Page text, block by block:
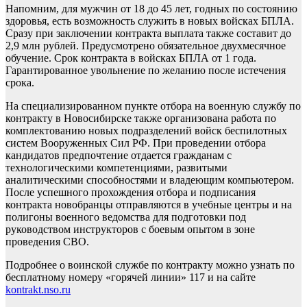
Напомним, для мужчин от 18 до 45 лет, годных по состоянию
здоровья, есть возможность служить в новых войсках БПЛА.
Сразу при заключении контракта выплата также составит до
2,9 млн рублей. Предусмотрено обязательное двухмесячное
обучение. Срок контракта в войсках БПЛА от 1 года.
Гарантированное увольнение по желанию после истечения
срока.
На специализированном пункте отбора на военную службу по
контракту в Новосибирске также организована работа по
комплектованию новых подразделений войск беспилотных
систем Вооруженных Сил РФ. При проведении отбора
кандидатов предпочтение отдается гражданам с
технологическими компетенциями, развитыми
аналитическими способностями и владеющим компьютером.
После успешного прохождения отбора и подписания
контракта новобранцы отправляются в учебные центры и на
полигоны военного ведомства для подготовки под
руководством инструкторов с боевым опытом в зоне
проведения СВО.
Подробнее о воинской службе по контракту можно узнать по
бесплатному номеру «горячей линии» 117 и на сайте
kontrakt.nso.ru